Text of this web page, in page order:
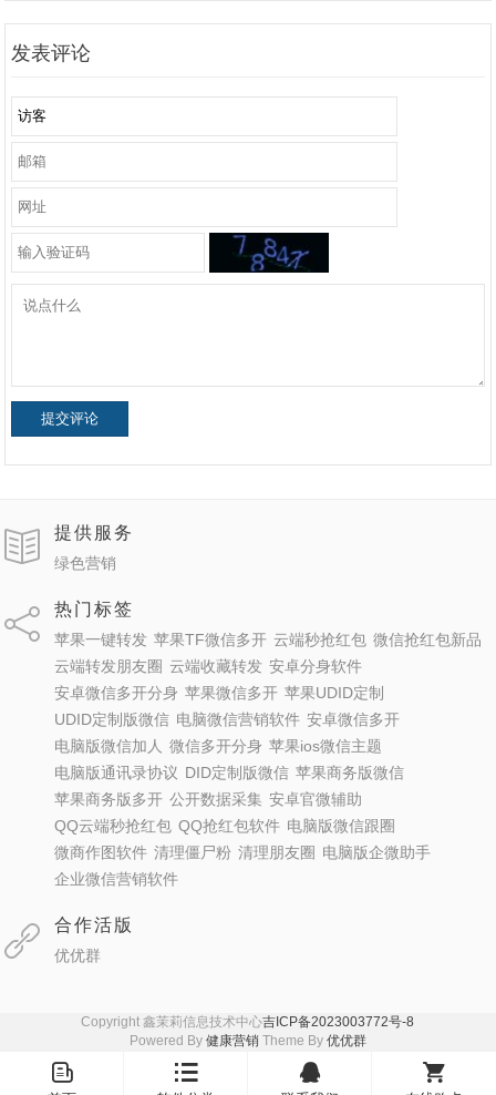
发表评论
提交评论
提供服务
绿色营销
热门标签
苹果一键转发 苹果TF微信多开 云端秒抢红包 微信抢红包新品
云端转发朋友圈 云端收藏转发 安卓分身软件
安卓微信多开分身 苹果微信多开 苹果UDID定制
UDID定制版微信 电脑微信营销软件 安卓微信多开
电脑版微信加人 微信多开分身 苹果ios微信主题
电脑版通讯录协议 DID定制版微信 苹果商务版微信
苹果商务版多开 公开数据采集 安卓官微辅助
QQ云端秒抢红包 QQ抢红包软件 电脑版微信跟圈
微商作图软件 清理僵尸粉 清理朋友圈 电脑版企微助手
企业微信营销软件
合作活版
优优群
Copyright 鑫茉莉信息技术中心吉ICP备2023003772号-8
Powered By 健康营销Theme By 优优群
󦤹 󦏉 󦗙 󦐹